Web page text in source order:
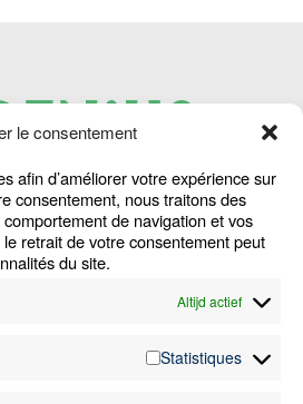
le consentement
afin d’améliorer votre expérience sur
consentement, nous traitons des
de navigation et vos
retrait de votre consentement peut
du site.
Altijd actief
Statistiques
zijn we actief
Cookie Policy
Alg. Voorwaarden
Klokkenluiders­